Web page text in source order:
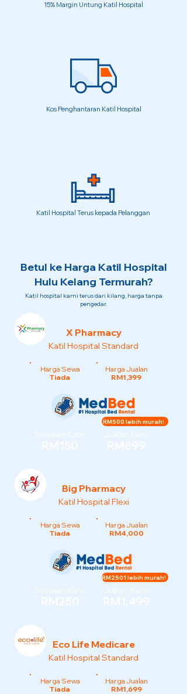
15% Margin Untung Katil Hospital
Kos Penghantaran Katil Hospital
Katil Hospital Terus kepada Pelanggan
Betul ke Harga Katil Hospital
Hulu Kelang Termurah?
Katil hospital kami terus dari kilang, harga tanpa
pengedar.
X Pharmacy
Katil Hospital Standard
Harga Sewa
Tiada
Harga Jualan
RM1,399
Sewaan Kami
RM150
Jualan Kami
RM899
RM500 lebih murah!
Big Pharmacy
Katil Hospital Flexi
Harga Sewa
Tiada
Harga Jualan
RM4,000
Sewaan Kami
RM250
Jualan Kami
RM1,499
RM2501 lebih murah!
Eco Life Medicare
Katil Hospital Standard
Harga Sewa
Tiada
Harga Jualan
RM1,699